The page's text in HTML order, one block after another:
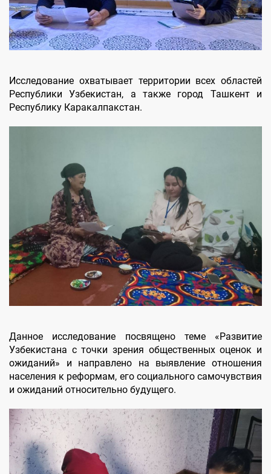
Исследование охватывает территории всех областей
Республики Узбекистан, а также город Ташкент и
Республику Каракалпакстан.
Данное исследование посвящено теме «Развитие
Узбекистана с точки зрения общественных оценок и
ожиданий» и направлено на выявление отношения
населения к реформам, его социального самочувствия
и ожиданий относительно будущего.